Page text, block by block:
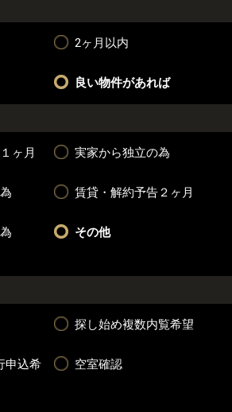
2ヶ月以内
良い物件があれば
ヶ月 実家から独立の為
賃貸・解約予告２ヶ月
その他
探し始め複数内覧希望
申込希
空室確認